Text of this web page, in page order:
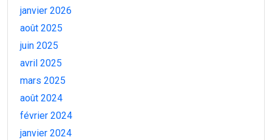
janvier 2026
août 2025
juin 2025
avril 2025
mars 2025
août 2024
février 2024
janvier 2024